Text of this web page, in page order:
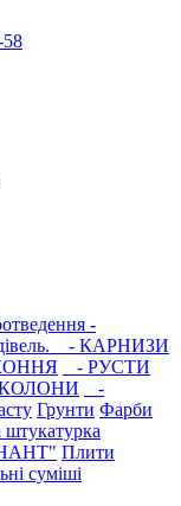
58
-
- КАРНИЗИ
- РУСТИ
-
Грунти Фарби
штукатурка
Плити
суміші